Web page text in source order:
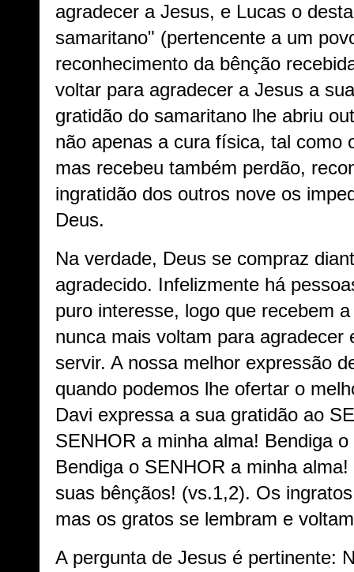
agradecer a Jesus, e Lucas o
samaritano" (pertencente a um
reconhecimento da bênção
voltar para agradecer a Jesus a
gratidão do samaritano lhe abriu
não apenas a cura física, tal como
mas recebeu também perdão,
ingratidão dos outros nove os
Deus.
Na verdade, Deus se compraz
agradecido. Infelizmente há
puro interesse, logo que recebem
nunca mais voltam para agradecer
servir. A nossa melhor expressão
quando podemos lhe ofertar o
Davi expressa a sua gratidão ao
SENHOR a minha alma! Bendiga
Bendiga o SENHOR a minha
suas bênçãos! (vs.1,2). Os
mas os gratos se lembram e
A pergunta de Jesus é pertinente: